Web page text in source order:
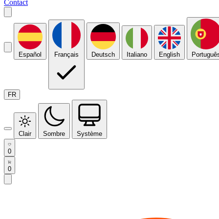
Contact
Español Français Deutsch Italiano English
FR
Clair Sombre Système
0
0